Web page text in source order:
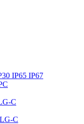
IP65 IP67
C
C